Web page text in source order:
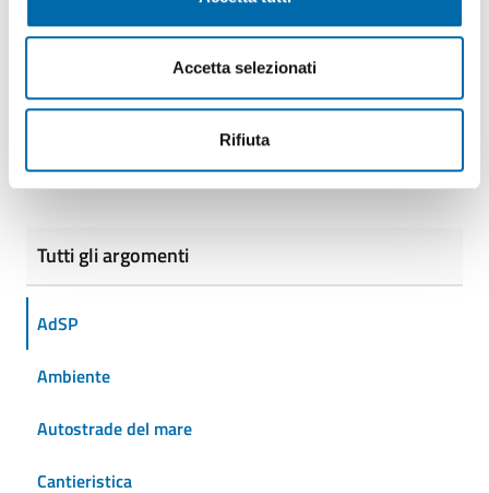
Accetta selezionati
Rifiuta
Tutti gli argomenti
AdSP
Ambiente
Autostrade del mare
Cantieristica